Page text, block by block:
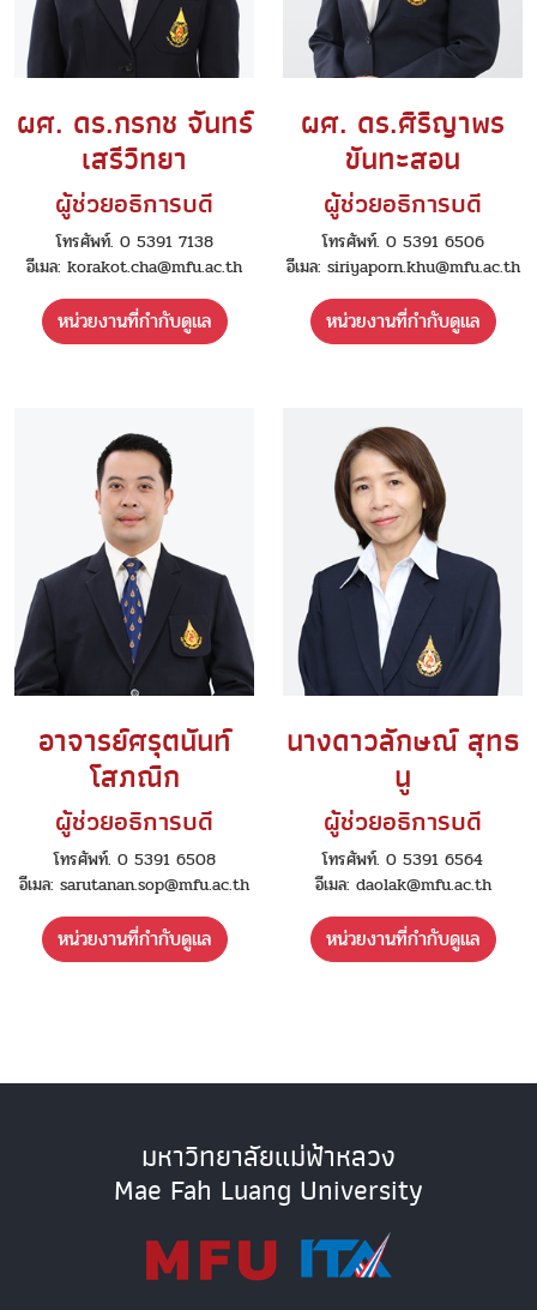
ผศ. ดร.กรกช จันทร์
เสรีวิทยา
ผู้ช่วยอธิการบดี
โทรศัพท์. 0 5391 7138
อีเมล: korakot.cha@mfu.ac.th
หน่วยงานที่กำกับดูแล
ผศ. ดร.ศิริญาพร
ขันทะสอน
ผู้ช่วยอธิการบดี
โทรศัพท์. 0 5391 6506
อีเมล: siriyaporn.khu@mfu.ac.th
หน่วยงานที่กำกับดูแล
อาจารย์ศรุตนันท์
โสภณิก
ผู้ช่วยอธิการบดี
โทรศัพท์. 0 5391 6508
อีเมล: sarutanan.sop@mfu.ac.th
หน่วยงานที่กำกับดูแล
นางดาวลักษณ์ สุทธ
นู
ผู้ช่วยอธิการบดี
โทรศัพท์. 0 5391 6564
อีเมล: daolak@mfu.ac.th
หน่วยงานที่กำกับดูแล
มหาวิทยาลัยแม่ฟ้าหลวง
Mae Fah Luang University